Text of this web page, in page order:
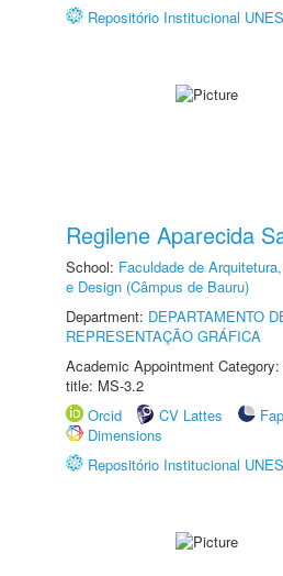
Repositório Institucional
Regilene Aparecida
School: Faculdade de
e Design (Câmpus de Bauru)
Department: DEPARTAMENTO
REPRESENTAÇÃO GRÁFICA
Academic Appointment
title: MS-3.2
Orcid
CV Lattes
Dimensions
Repositório Institucional